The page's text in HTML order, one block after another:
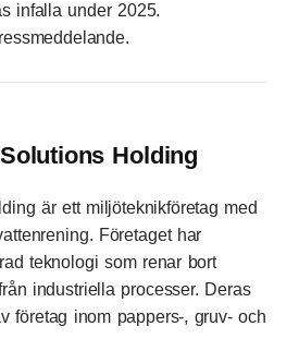
infalla under 2025.
Holding
är ett miljöteknikföretag med
Företaget har
teknologi som renar bort
industriella processer. Deras
företag inom pappers-, gruv- och